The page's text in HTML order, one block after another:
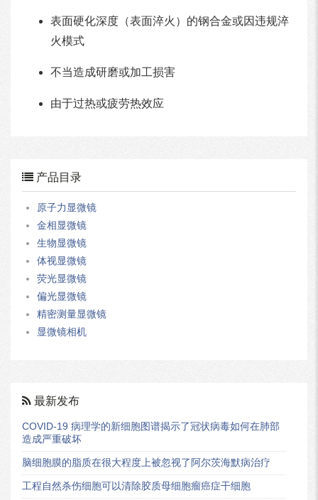
表面硬化深度（表面淬火）的钢合金或因违规淬
火模式
不当造成研磨或加工损害
由于过热或疲劳热效应
产品目录
原子力显微镜
金相显微镜
生物显微镜
体视显微镜
荧光显微镜
偏光显微镜
精密测量显微镜
显微镜相机
最新发布
COVID-19 病理学的新细胞图谱揭示了冠状病毒如何在肺部
造成严重破坏
脑细胞膜的脂质在很大程度上被忽视了阿尔茨海默病治疗
工程自然杀伤细胞可以清除胶质母细胞瘤癌症干细胞